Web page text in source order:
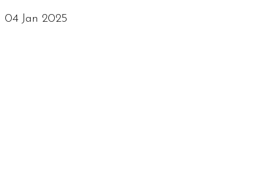
04 Jan 2025